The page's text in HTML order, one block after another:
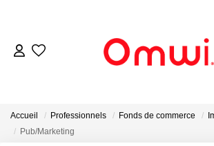
EXPERTISE
ACHETER
Accueil Professionnels Fonds de commerce
Pub/Marketing